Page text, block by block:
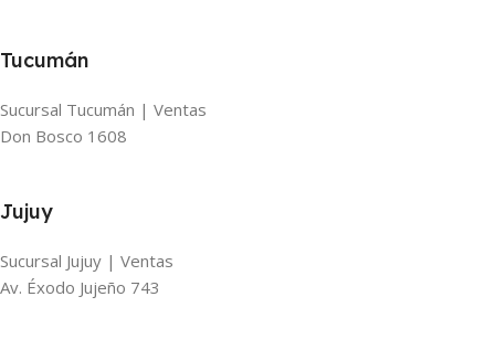
Tucumán
Sucursal Tucumán | Ventas
Don Bosco 1608
Jujuy
Sucursal Jujuy | Ventas
Av. Éxodo Jujeño 743